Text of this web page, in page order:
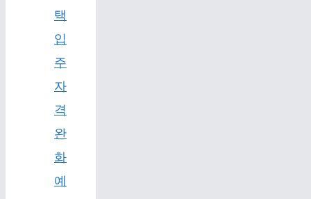
택
입
주
자
격
완
화
예